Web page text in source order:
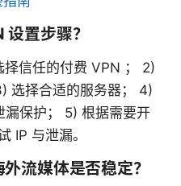
置步骤？
择信任的付费 VPN ； 2)
选择合适的服务器； 4)
保护； 5) 根据需要开
IP 与泄漏。
流媒体是否稳定？